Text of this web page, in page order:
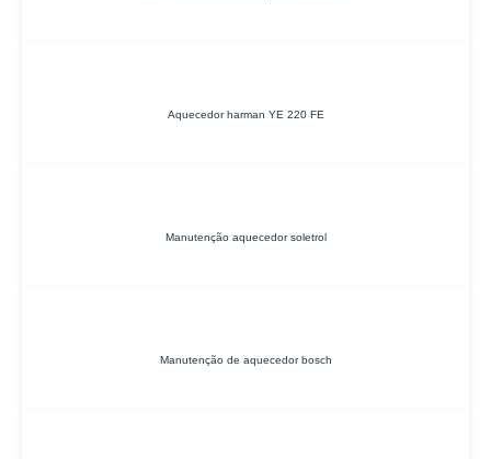
Aquecedor harman YE 220 FE
Manutenção aquecedor soletrol
Manutenção de aquecedor bosch